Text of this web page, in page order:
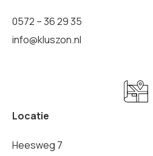
0572 – 36 29 35
info@kluszon.nl
Locatie
Heesweg 7